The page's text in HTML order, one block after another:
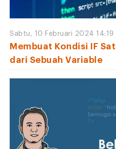
Sabtu, 10 Februari 2024 14:19
Membuat Kondisi IF
dari Sebuah Variable